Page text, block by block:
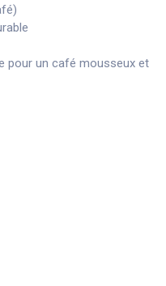
pour un café mousseux et